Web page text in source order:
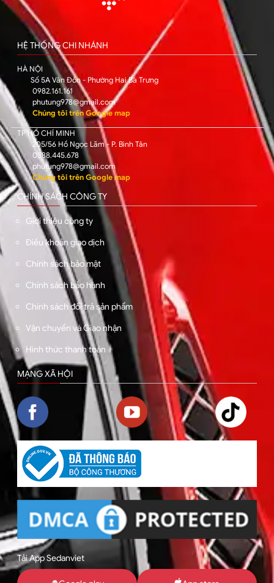
HỆ THỐNG CHI NHÁNH
HÀ NỘI
Số 5A Vân Đồn - Phường Hai Bà Trưng
0982.161.161
phutung978@gmail.com
Chúng tôi trên Google map
TP HỒ CHÍ MINH
205/56 Hồ Ngọc Lãm - P. Bình Tân
0588.445.678
phutung978@gmail.com
Chúng tôi trên Google map
CHÍNH SÁCH CÔNG TY
Giới thiệu công ty
Điều khoản giao dịch
Chính sách bảo mật
Chính sách bảo hành
Chính sách đổi trả sản phẩm
Vận chuyển và Giao nhận
Hình thức thanh toán
MẠNG XÃ HỘI
Tải App Sedanviet